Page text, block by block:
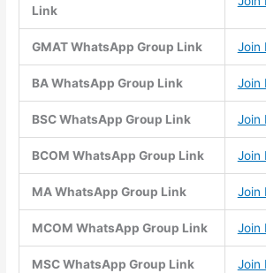
Link
GMAT WhatsApp Group Link Join
BA WhatsApp Group Link Join
BSC WhatsApp Group Link Join
BCOM WhatsApp Group Link Join
MA WhatsApp Group Link Join
MCOM WhatsApp Group Link Join
MSC WhatsApp Group Link Join